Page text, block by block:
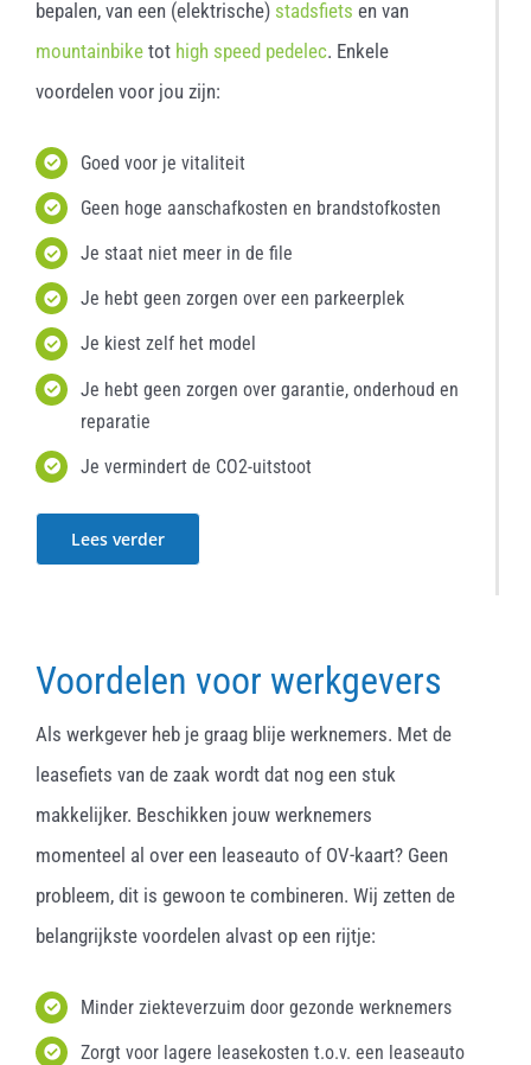
bepalen, van een (elektrische) stadsfiets en van
mountainbiketot high speed pedelec. Enkele
voordelen voor jou zijn:
Goed voor je vitaliteit
Geen hoge aanschafkosten en brandstofkosten
Je staat niet meer in de file
Je hebt geen zorgen over een parkeerplek
Je kiest zelf het model
Je hebt geen zorgen over garantie, onderhoud en
reparatie
Je vermindert de CO2-uitstoot
Lees verder
Voordelen voor werkgevers
Als werkgever heb je graag blije werknemers. Met de
leasefiets van de zaak wordt dat nog een stuk
makkelijker. Beschikken jouw werknemers
momenteel al over een leaseauto of OV-kaart? Geen
probleem, dit is gewoon te combineren. Wij zetten de
belangrijkste voordelen alvast op een rijtje:
Minder ziekteverzuim door gezonde werknemers
Zorgt voor lagere leasekosten t.o.v. een leaseauto